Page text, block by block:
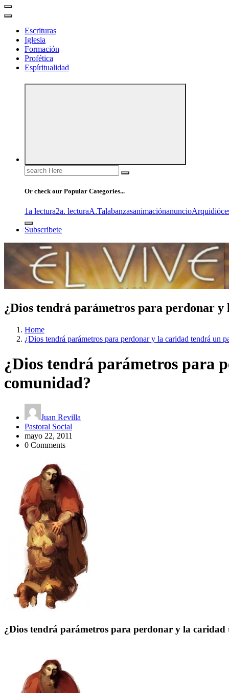
Escrituras
Iglesia
Formación
Profética
Espíritualidad
Search
for:
Or check our Popular Categories...
1a lectura2a. lecturaA.Talabanzasanimaciónanuncio
Subscribete
¿Dios tendrá parámetros para perdonar
Home
¿Dios tendrá parámetros para perdonar y la caridad tendrá un
¿Dios tendrá parámetros para
comunidad?
Juan Revilla
Pastoral Social
mayo 22, 2011
0 Comments
¿Dios tendrá parámetros para perdonar y la